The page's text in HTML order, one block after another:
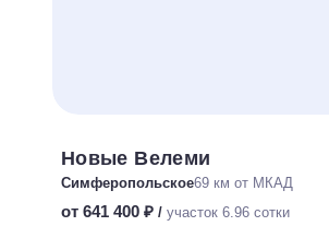
Новые Велеми
Симферопольское69 км от МКАД
от 641 400 ₽ / участок 6.96 сотки